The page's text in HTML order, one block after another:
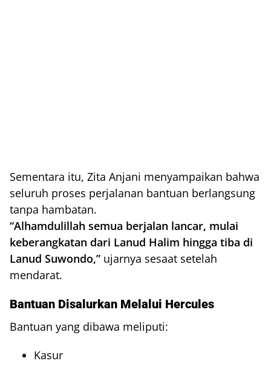
Sementara itu, Zita Anjani menyampaikan bahwa
seluruh proses perjalanan bantuan berlangsung
tanpa hambatan.
“Alhamdulillah semua berjalan lancar, mulai
keberangkatan dari Lanud Halim hingga tiba di
Lanud Suwondo,” ujarnya sesaat setelah
mendarat.
Bantuan Disalurkan Melalui Hercules
Bantuan yang dibawa meliputi:
Kasur